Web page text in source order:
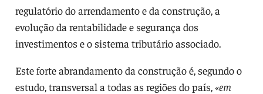
regulatório do arrendamento e da construção, a
evolução da rentabilidade e segurança dos
investimentos e o sistema tributário associado.
Este forte abrandamento da construção é, segundo o
estudo, transversal a todas as regiões do país, «em